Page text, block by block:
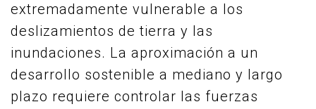
extremadamente vulnerable a los
deslizamientos de tierra y las
inundaciones. La aproximación a un
desarrollo sostenible a mediano y largo
plazo requiere controlar las fuerzas